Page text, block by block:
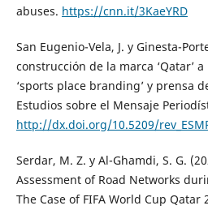
abuses. https://cnn.it/3KaeYRD
San Eugenio-Vela, J. y Ginesta-
construcción de la marca ‘Qatar’
‘sports place branding’ y prensa
Estudios sobre el Mensaje
http://dx.doi.org/10.5209/
Serdar, M. Z. y Al-Ghamdi, S. G.
Assessment of Road Networks
The Case of FIFA World Cup Qatar